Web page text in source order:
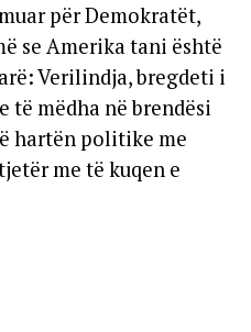
për Demokratët,
se Amerika tani është
Verilindja, bregdeti i
të mëdha në brendësi
hartën politike me
me të kuqen e